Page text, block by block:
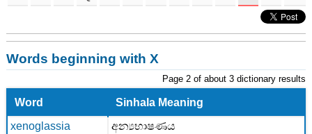
Words beginning with X
Page 2 of about 3 dictionary results
Word
Sinhala Meaning
xenoglassia
අන්‍යභාෂණය